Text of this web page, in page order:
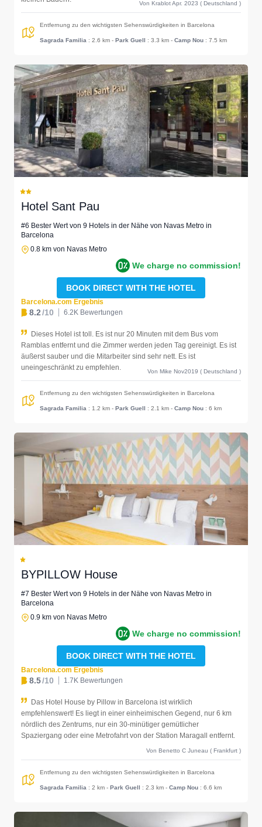
Von Krablot Apr. 2023 ( Deutschland )
Entfernung zu den wichtigsten Sehenswürdigkeiten in Barcelona
Sagrada Familia : 2.6 km - Park Guell : 3.3 km - Camp Nou : 7.5 km
Hotel Sant Pau
#6 Bester Wert von 9 Hotels in der Nähe von Navas Metro in
Barcelona
0.8 km von Navas Metro
We charge no commission!
BOOK DIRECT WITH THE HOTEL
Barcelona.com Ergebnis
8.2/10 6.2K Bewertungen
Dieses Hotel ist toll. Es ist nur 20 Minuten mit dem Bus vom
Ramblas entfernt und die Zimmer werden jeden Tag gereinigt. Es ist
äußerst sauber und die Mitarbeiter sind sehr nett. Es ist
uneingeschränkt zu empfehlen.
Von Mike Nov2019 ( Deutschland )
Entfernung zu den wichtigsten Sehenswürdigkeiten in Barcelona
Sagrada Familia : 1.2 km - Park Guell : 2.1 km - Camp Nou : 6 km
BYPILLOW House
#7 Bester Wert von 9 Hotels in der Nähe von Navas Metro in
Barcelona
0.9 km von Navas Metro
We charge no commission!
BOOK DIRECT WITH THE HOTEL
Barcelona.com Ergebnis
8.5/10 1.7K Bewertungen
Das Hotel House by Pillow in Barcelona ist wirklich
empfehlenswert! Es liegt in einer einheimischen Gegend, nur 6 km
nördlich des Zentrums, nur ein 30-minütiger gemütlicher
Spaziergang oder eine Metrofahrt von der Station Maragall entfernt.
Von Benetto C Juneau ( Frankfurt )
Entfernung zu den wichtigsten Sehenswürdigkeiten in Barcelona
Sagrada Familia : 2 km - Park Guell : 2.3 km - Camp Nou : 6.6 km